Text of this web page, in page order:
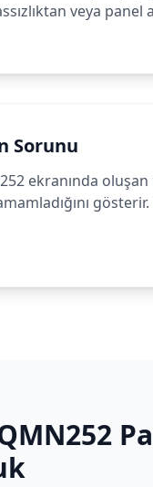
veya panel
Sorunu
ekranında